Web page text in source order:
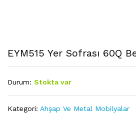
EYM515 Yer Sofrası 60Q
Durum: Stokta var
Kategori: Ahşap Ve Metal Mobilyalar